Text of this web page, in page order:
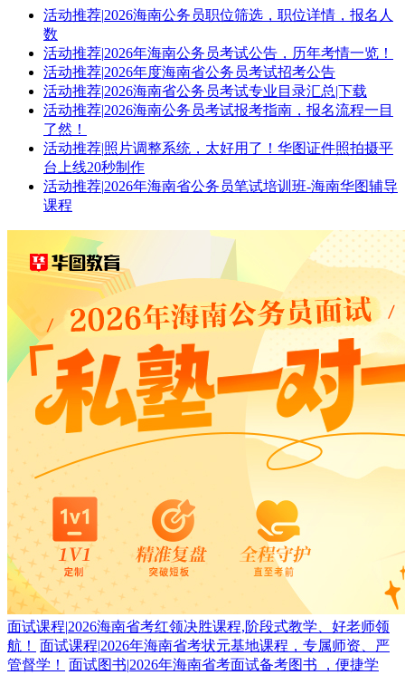
活动推荐|2026海南公务员职位筛选，职位详情，报名人
数
活动推荐|2026年海南公务员考试公告，历年考情一览！
活动推荐|2026年度海南省公务员考试招考公告
活动推荐|2026海南省公务员考试专业目录汇总|下载
活动推荐|2026海南公务员考试报考指南，报名流程一目
了然！
活动推荐|照片调整系统，太好用了！华图证件照拍摄平
台上线20秒制作
活动推荐|2026年海南省公务员笔试培训班-海南华图辅导
课程
面试课程|2026海南省考红领决胜课程,阶段式教学、好老师领
航！
面试课程|2026年海南省考状元基地课程，专属师资、严
管督学！
面试图书|2026年海南省考面试备考图书 ，便捷学